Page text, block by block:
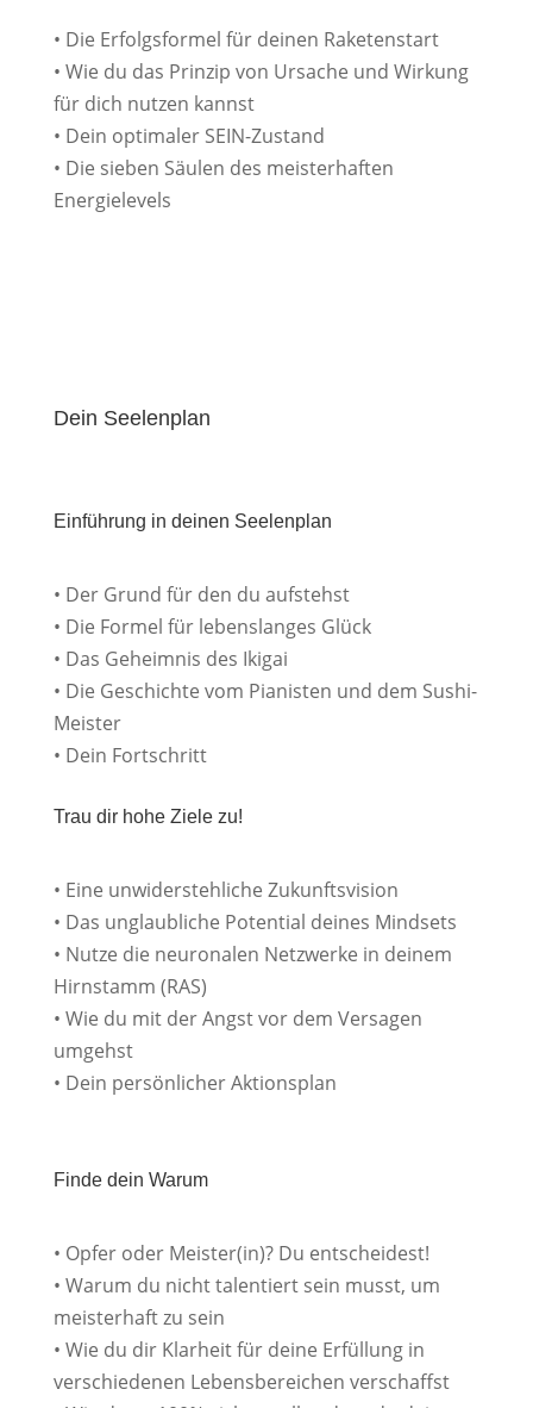
• Die Erfolgsformel für deinen Raketenstart
• Wie du das Prinzip von Ursache und Wirkung
für dich nutzen kannst
• Dein optimaler SEIN-Zustand
• Die sieben Säulen des meisterhaften
Energielevels
Dein Seelenplan
Einführung in deinen Seelenplan
• Der Grund für den du aufstehst
• Die Formel für lebenslanges Glück
• Das Geheimnis des Ikigai
• Die Geschichte vom Pianisten und dem Sushi-
Meister
• Dein Fortschritt
Trau dir hohe Ziele zu!
• Eine unwiderstehliche Zukunftsvision
• Das unglaubliche Potential deines Mindsets
• Nutze die neuronalen Netzwerke in deinem
Hirnstamm (RAS)
• Wie du mit der Angst vor dem Versagen
umgehst
• Dein persönlicher Aktionsplan
Finde dein Warum
• Opfer oder Meister(in)? Du entscheidest!
• Warum du nicht talentiert sein musst, um
meisterhaft zu sein
• Wie du dir Klarheit für deine Erfüllung in
verschiedenen Lebensbereichen verschaffst